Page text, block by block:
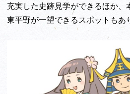
充実した史跡見学ができるほか、
東平野が一望できるスポットもあ